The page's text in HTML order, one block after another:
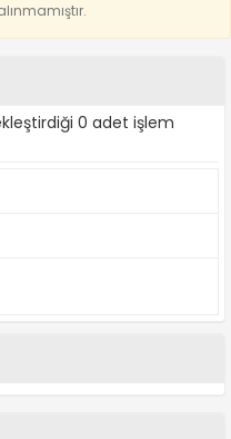
0 adet işlem